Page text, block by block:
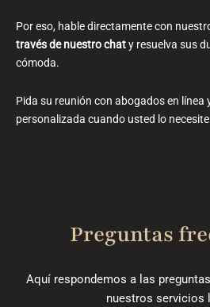
Por eso, hable directamente con
través de nuestro chaty resuelva sus
cómoda.
Pida su reunión con abogados en línea
personalizada cuando usted lo
Preguntas
Aquí respondemos a las
nuestros servicios